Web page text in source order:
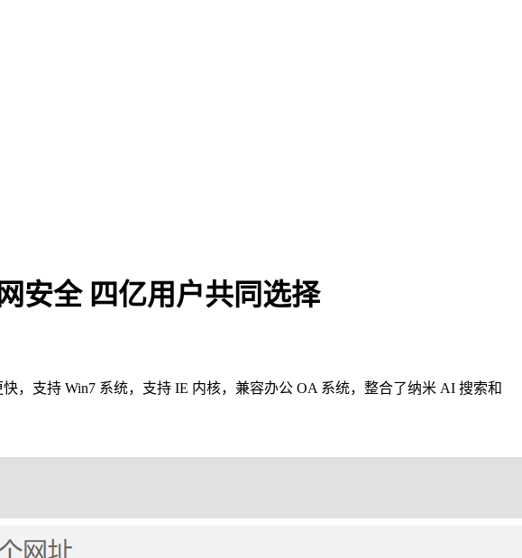
安全 四亿用户共同选择
，支持 Win7 系统，支持 IE 内核，兼容办公 OA 系统，整合了纳米 AI 搜索和